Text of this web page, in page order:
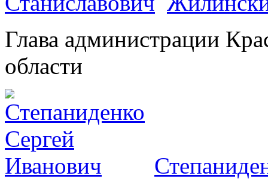
Глава администрации
области